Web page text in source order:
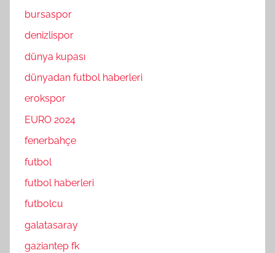
bursaspor
denizlispor
dünya kupası
dünyadan futbol haberleri
erokspor
EURO 2024
fenerbahçe
futbol
futbol haberleri
futbolcu
galatasaray
gaziantep fk